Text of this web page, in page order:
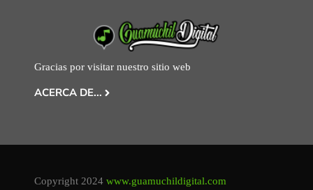
Gracias por visitar nuestro sitio web
ACERCA DE...
Copyright 2024 www.guamuchildigital.com